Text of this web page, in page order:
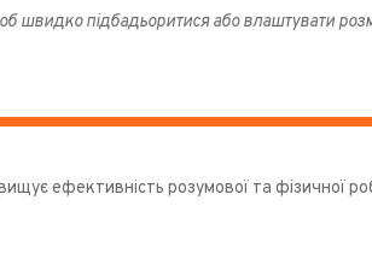
швидко підбадьоритися або влаштувати
ефективність розумової та фізичної